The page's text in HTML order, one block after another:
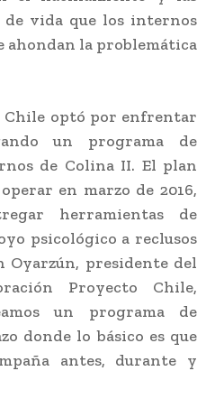
de vida que los internos
la problemática
Chile optó por enfrentar
un programa de
de Colina II. El plan
en marzo de 2016,
herramientas de
psicológico a reclusos
Oyarzún, presidente del
Proyecto Chile,
un programa de
donde lo básico es que
antes, durante y